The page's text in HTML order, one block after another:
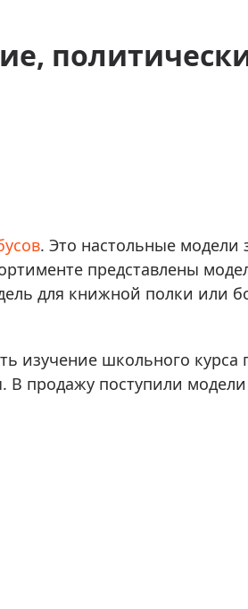
Bresser Junior
для очистки оптики
литература
питания, карты памяти
. Это настольные модели
представлены
для книжной полки или
изучение школьного курса
В продажу поступили